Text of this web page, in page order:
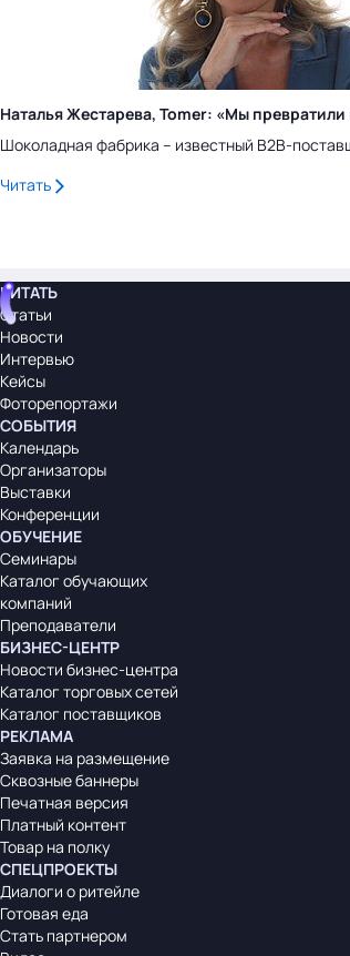
Наталья Жестарева, Tomer: «Мы
Шоколадная фабрика – известный B2B-
Читать
ЧИТАТЬ
Статьи
Новости
Интервью
Кейсы
Фоторепортажи
СОБЫТИЯ
Календарь
Организаторы
Выставки
Конференции
ОБУЧЕНИЕ
Семинары
Каталог обучающих
компаний
Преподаватели
БИЗНЕС-ЦЕНТР
Новости бизнес-центра
Каталог торговых сетей
Каталог поставщиков
РЕКЛАМА
Заявка на размещение
Сквозные баннеры
Печатная версия
Платный контент
Товар на полку
СПЕЦПРОЕКТЫ
Диалоги о ритейле
Готовая еда
Стать партнером